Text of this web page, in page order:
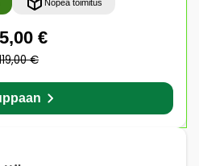
Nopea toimitus
€
€